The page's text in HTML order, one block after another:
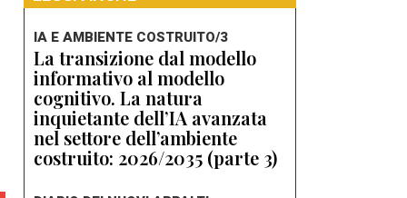
IA E AMBIENTE COSTRUITO/3
La transizione dal modello
informativo al modello
cognitivo. La natura
inquietante dell’IA avanzata
nel settore dell’ambiente
costruito: 2026/2035 (parte 3)